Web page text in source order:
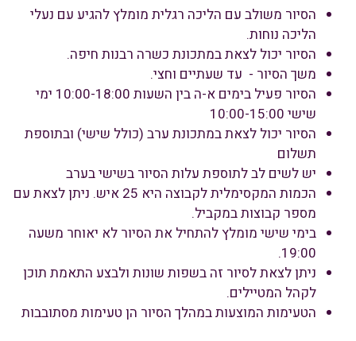
הסיור משולב עם הליכה רגלית מומלץ להגיע עם נעלי
הליכה נוחות.
הסיור יכול לצאת במתכונת כשרה רבנות חיפה.
משך הסיור - עד שעתיים וחצי.
הסיור פעיל בימים א-ה בין השעות 10:00-18:00 ימי
שישי 10:00-15:00
הסיור יכול לצאת במתכונת ערב (כולל שישי) ובתוספת
תשלום
יש לשים לב לתוספת עלות הסיור בשישי בערב
הכמות המקסימלית לקבוצה היא 25 איש. ניתן לצאת עם
מספר קבוצות במקביל.
בימי שישי מומלץ להתחיל את הסיור לא יאוחר משעה
19:00.
ניתן לצאת לסיור זה בשפות שונות ולבצע התאמת תוכן
לקהל המטיילים.
הטעימות המוצעות במהלך הסיור הן טעימות מסתובבות